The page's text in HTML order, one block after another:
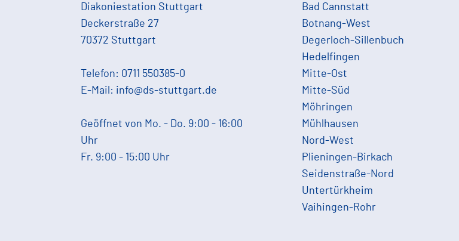
Diakoniestation Stuttgart
Deckerstraße 27
70372 Stuttgart
Telefon: 0711 550385-0
E-Mail: info@ds-stuttgart.de
Geöffnet von Mo. - Do. 9:00 - 16:00
Uhr
Fr. 9:00 - 15:00 Uhr
Bad Cannstatt
Botnang-West
Degerloch-Sillenbuch
Hedelfingen
Mitte-Ost
Mitte-Süd
Möhringen
Mühlhausen
Nord-West
Plieningen-Birkach
Seidenstraße-Nord
Untertürkheim
Vaihingen-Rohr